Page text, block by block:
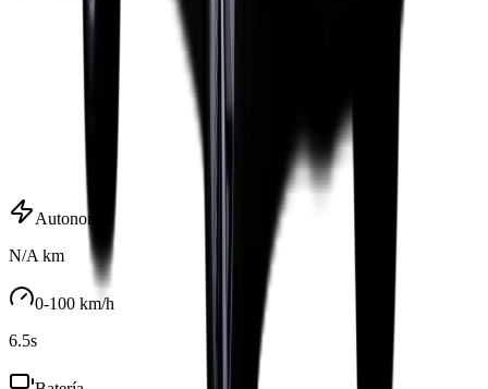
Autonomía
N/A km
0-100 km/h
6.5s